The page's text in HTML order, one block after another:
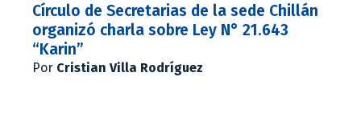
Círculo de Secretarias de la sede Chillán
organizó charla sobre Ley N° 21.643
“Karin”
Por Cristian Villa Rodríguez